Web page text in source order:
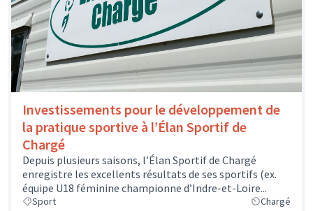
Investissements pour le développement de
la pratique sportive à l’Élan Sportif de
Chargé
Depuis plusieurs saisons, l’Élan Sportif de Chargé
enregistre les excellents résultats de ses sportifs (ex.
équipe U18 féminine championne d’Indre-et-Loire...
Sport Chargé